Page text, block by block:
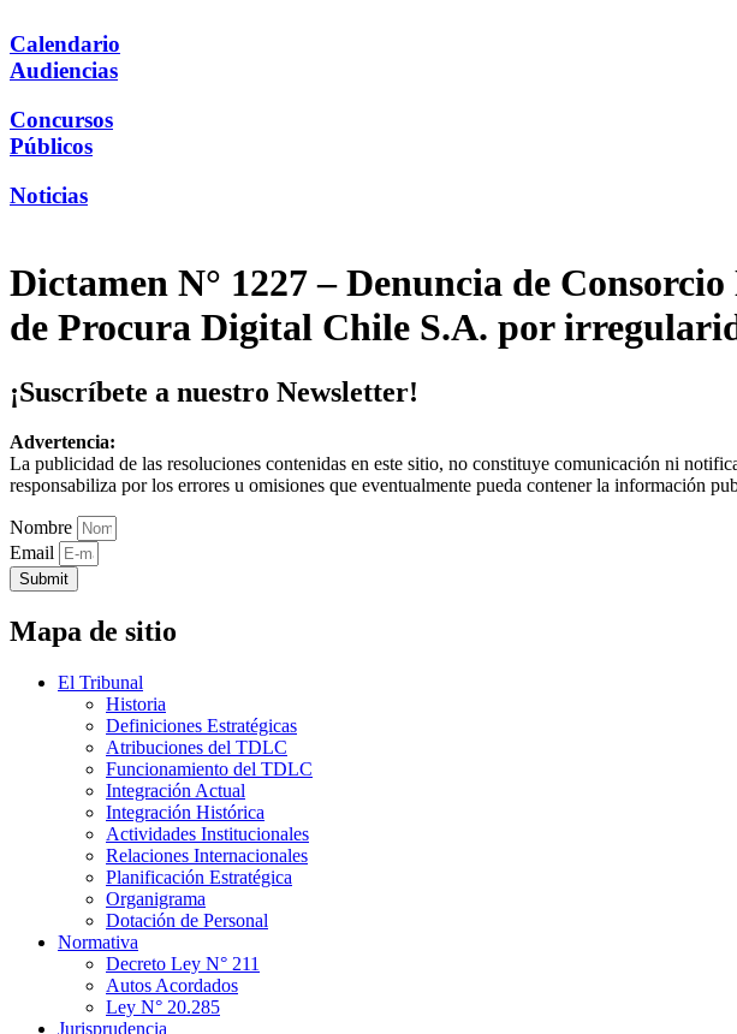
Calendario
Audiencias
Concursos
Públicos
Noticias
Dictamen N° 1227 – Denuncia de
de Procura Digital Chile S.A. por
¡Suscríbete a nuestro Newsletter!
Advertencia:
La publicidad de las resoluciones contenidas en este sitio, no constituye comunicación ni
responsabiliza por los errores u omisiones que eventualmente pueda contener la información
Nombre
Email
Submit
Mapa de sitio
El Tribunal
Historia
Definiciones Estratégicas
Atribuciones del TDLC
Funcionamiento del TDLC
Integración Actual
Integración Histórica
Actividades Institucionales
Relaciones Internacionales
Planificación Estratégica
Organigrama
Dotación de Personal
Normativa
Decreto Ley N° 211
Autos Acordados
Ley N° 20.285
Jurisprudencia